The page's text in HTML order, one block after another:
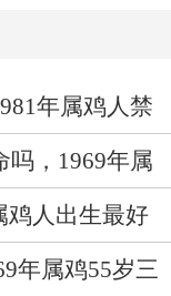
年属鸡人禁
吗，1969年属
鸡人出生最好
年属鸡55岁三